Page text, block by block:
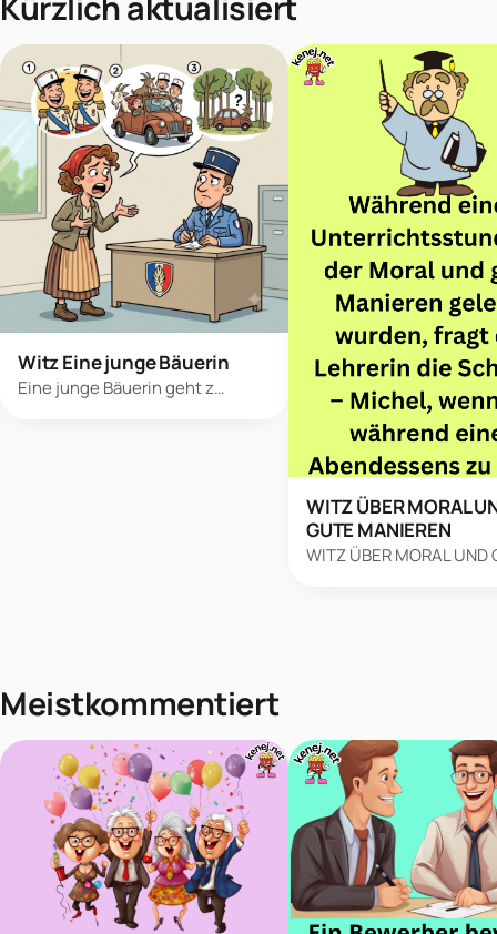
Witz Eine junge Bäuerin
Eine junge Bäuerin geht z…
WITZ ÜBER MORAL
GUTE MANIEREN
WITZ ÜBER MORAL UND
Meistkommentiert